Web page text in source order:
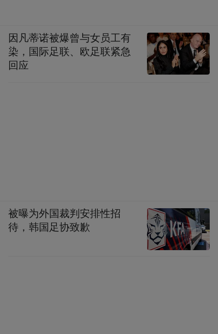
因凡蒂诺被爆曾与女员工有
染，国际足联、欧足联紧急
回应
被曝为外国裁判安排性招
待，韩国足协致歉